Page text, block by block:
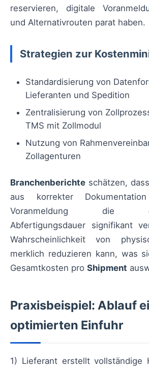
reservieren, digitale
und Alternativrouten parat haben.
Strategien zur
Standardisierung von
Lieferanten und Spedition
Zentralisierung von
TMS mit Zollmodul
Nutzung von
Zollagenturen
Branchenberichte schätzen,
aus korrekter
Voranmeldung die
Abfertigungsdauer signifikant
Wahrscheinlichkeit von
merklich reduzieren kann, was
Gesamtkosten pro Shipment
Praxisbeispiel: Ablauf
optimierten Einfuhr
1) Lieferant erstellt vollständige